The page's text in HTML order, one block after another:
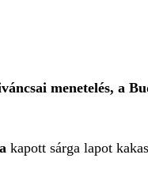
menetelés, a
kapott sárga lapot